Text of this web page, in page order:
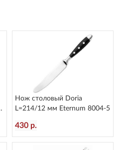
Нож столовый Doria
L=214/12 мм Eternum 8004-5
430 р.